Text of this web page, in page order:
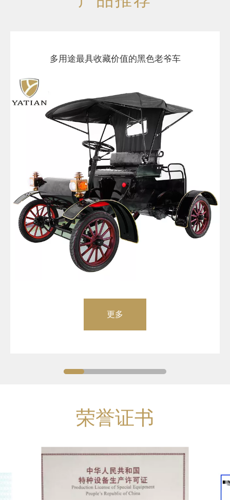
多用途最具收藏价值的黑色老爷车
更多
荣誉证书